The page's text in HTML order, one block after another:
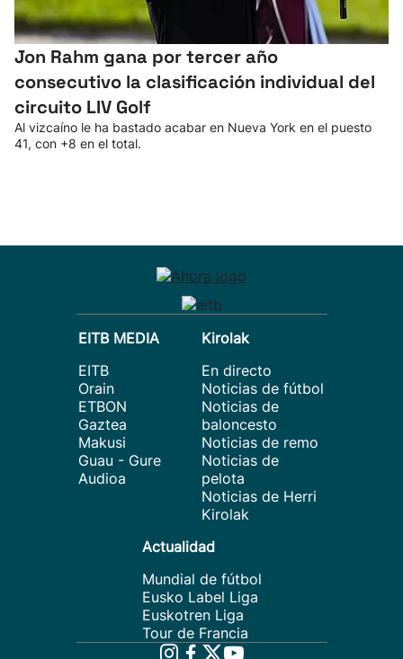
Jon Rahm gana por tercer año
consecutivo la clasificación individual del
circuito LIV Golf
Al vizcaíno le ha bastado acabar en Nueva York en el puesto
41, con +8 en el total.
EITB MEDIA
EITB
Orain
ETBON
Gaztea
Makusi
Guau - Gure
Audioa
Kirolak
En directo
Noticias de fútbol
Noticias de
baloncesto
Noticias de remo
Noticias de
pelota
Noticias de Herri
Kirolak
Actualidad
Mundial de fútbol
Eusko Label Liga
Euskotren Liga
Tour de Francia